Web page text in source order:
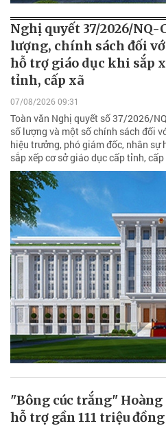
Nghị quyết 37/2026/NQ-
lượng, chính sách đối
hỗ trợ giáo dục khi sắp
tỉnh, cấp xã
07/08/2026 09:31
Toàn văn Nghị quyết số 37/2026/
số lượng và một số chính sách đối
hiệu trưởng, phó giám đốc, nhân sự
sắp xếp cơ sở giáo dục cấp tỉnh, cấp
"Bông cúc trắng"
hỗ trợ gần 111 triệu đồng